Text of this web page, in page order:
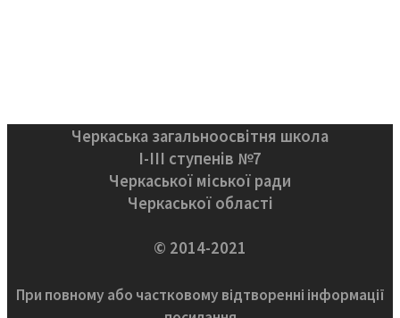
Черкаська загальноосвітня школа
І-ІІІ ступенів №7
Черкаської міської ради
Черкаської області
© 2014-2021
При повному або частковому відтворенні інформації